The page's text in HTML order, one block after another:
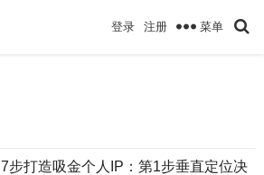
登录 注册 菜单
7步打造吸金个人IP：第1步垂直定位决